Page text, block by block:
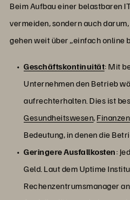
Beim Aufbau einer belastbaren
vermeiden, sondern auch
gehen weit über „einfach online
Geschäftskontinuität: Mit
Unternehmen den Betrieb
aufrechterhalten. Dies ist
Gesundheitswesen,Finanzen
Bedeutung, in denen die
Geringere Ausfallkosten:
Geld. Laut dem Uptime
Rechenzentrumsmanager